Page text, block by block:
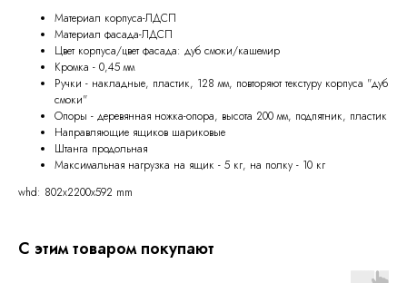
Материал корпуса-ЛДСП
Материал фасада-ЛДСП
Цвет корпуса/цвет фасада: дуб смоки/кашемир
Кромка - 0,45 мм
Ручки - накладные, пластик, 128 мм, повторяют текстуру корпуса "дуб
смоки"
Опоры - деревянная ножка-опора, высота 200 мм, подпятник, пластик
Направляющие ящиков шариковые
Штанга продольная
Максимальная нагрузка на ящик - 5 кг, на полку - 10 кг
whd: 802x2200x592 mm
С этим товаром покупают